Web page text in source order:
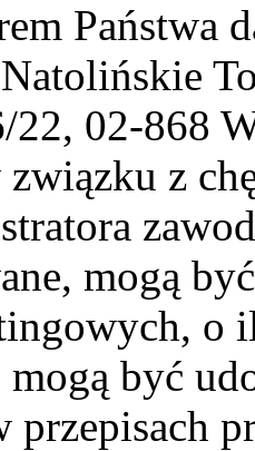
Państwa
22, 02-868
związku z
mogą
o
mogą być
przepisach